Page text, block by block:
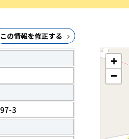
この情報を修正する
3
+
−